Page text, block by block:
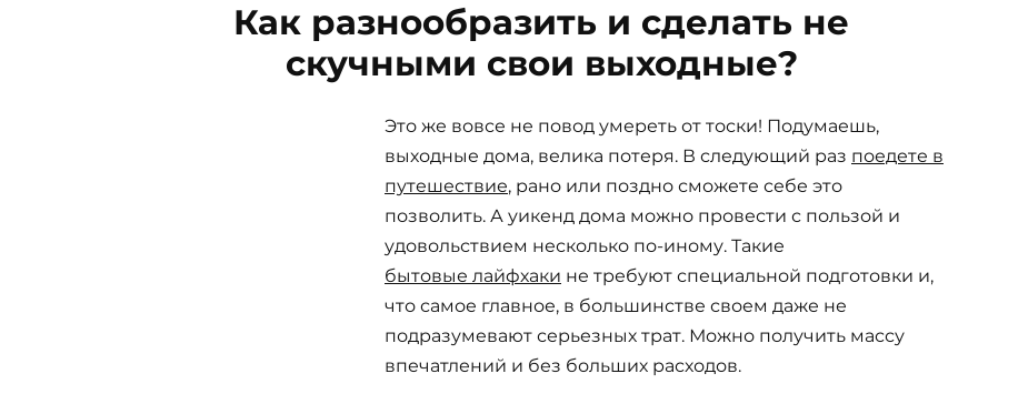
Как разнообразить и сделать не
скучными свои выходные?
Это же вовсе не повод умереть от тоски! Подумаешь,
выходные дома, велика потеря. В следующий раз поедете в
путешествие, рано или поздно сможете себе это
позволить. А уикенд дома можно провести с пользой и
удовольствием несколько по-иному. Такие
бытовые лайфхаки не требуют специальной подготовки и,
что самое главное, в большинстве своем даже не
подразумевают серьезных трат. Можно получить массу
впечатлений и без больших расходов.